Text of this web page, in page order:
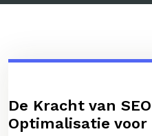
De Kracht van
Optimalisatie voor